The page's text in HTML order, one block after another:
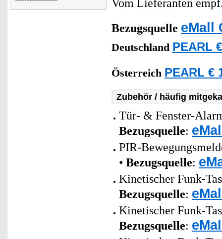
Vom Lieferanten
Bezugsquelle eMall
Deutschland PEARL
Österreich PEARL €
Zubehör / häufig
Tür- & Fenster-
Bezugsquelle:
PIR-
• Bezugsquelle:
Kinetischer Funk-
Bezugsquelle:
Kinetischer Funk-
Bezugsquelle: